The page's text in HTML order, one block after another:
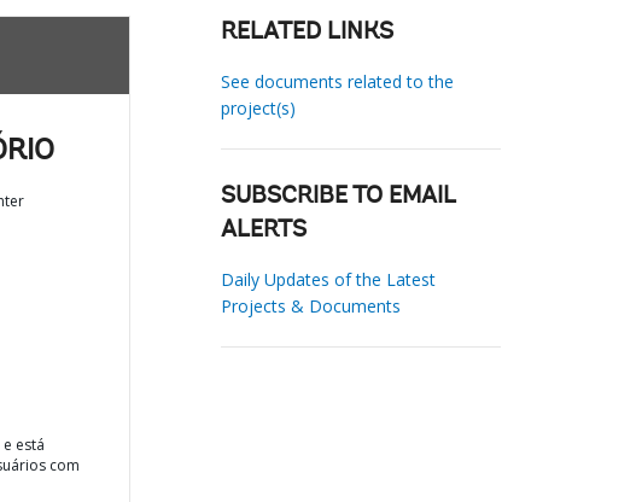
está
com
RELATED LINKS
See documents related to the
project(s)
SUBSCRIBE TO EMAIL
ALERTS
Daily Updates of the Latest
Projects & Documents